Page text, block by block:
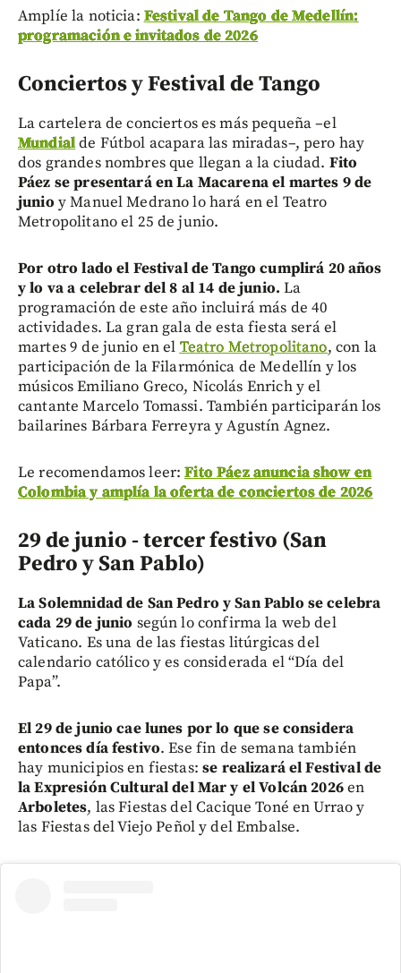
Amplíe la noticia:Festival de Tango de Medellín:
programación e invitados de 2026
Conciertos y Festival de Tango
La cartelera de conciertos es más pequeña –el
Mundialde Fútbol acapara las miradas–, pero hay
dos grandes nombres que llegan a la ciudad. Fito
Páez se presentará en La Macarena el martes 9 de
junio y Manuel Medrano lo hará en el Teatro
Metropolitano el 25 de junio.
Por otro lado el Festival de Tango cumplirá 20 años
y lo va a celebrar del 8 al 14 de junio.La
programación de este año incluirá más de 40
actividades. La gran gala de esta fiesta será el
martes 9 de junio en elTeatro Metropolitano, con la
participación de la Filarmónica de Medellín y los
músicos Emiliano Greco, Nicolás Enrich y el
cantante Marcelo Tomassi. También participarán los
bailarines Bárbara Ferreyra y Agustín Agnez.
Le recomendamos leer:Fito Páez anuncia show en
Colombia y amplía la oferta de conciertos de 2026
29 de junio - tercer festivo (San
Pedro y San Pablo)
La Solemnidad de San Pedro y San Pablo se celebra
cada 29 de junio según lo confirma la web del
Vaticano. Es una de las fiestas litúrgicas del
calendario católico y es considerada el “Día del
Papa”.
El 29 de junio cae lunes por lo que se considera
entonces día festivo. Ese fin de semana también
hay municipios en fiestas:se realizará el Festival de
la Expresión Cultural del Mar y el Volcán 2026en
Arboletes, las Fiestas del Cacique Toné en Urrao y
las Fiestas del Viejo Peñol y del Embalse.